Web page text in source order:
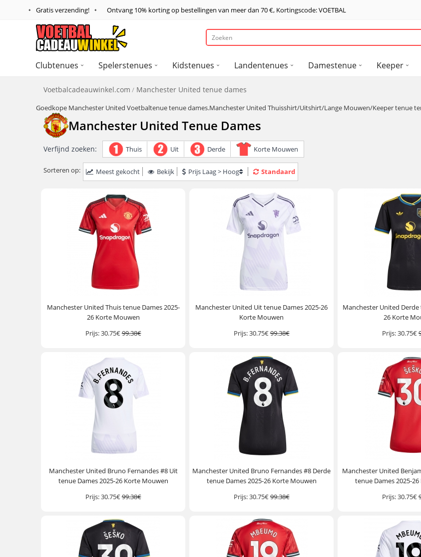
Gratis verzending! Ontvang 10% korting op bestellingen van meer dan 70 €, Kortingscode: VOETBAL
Clubtenues Spelerstenues Kidstenues Landentenues Damestenue Keeper
Voetbalcadeauwinkel.com Manchester United tenue dames
Goedkope Manchester United Voetbaltenue tenue dames.Manchester United Thuisshirt/Uitshirt/Lange Mouwen/Keeper tenue
Manchester United Tenue Dames
Verfijnd zoeken: Thuis Uit Derde Korte Mouwen
Sorteren op: Meest gekocht Bekijk Prijs Laag > Hoog Standaard
Manchester United Thuis tenue Dames 2025-
26 Korte Mouwen
Prijs:30.75€99.38€
Manchester United Uit tenue Dames 2025-26
Korte Mouwen
Prijs:30.75€99.38€
Manchester United Derde
26 Korte
Prijs:30.75€
Manchester United Bruno Fernandes #8 Uit
tenue Dames 2025-26 Korte Mouwen
Prijs:30.75€99.38€
Manchester United Bruno Fernandes #8 Derde
tenue Dames 2025-26 Korte Mouwen
Prijs:30.75€99.38€
Manchester United
tenue Dames 2025-
Prijs:30.75€